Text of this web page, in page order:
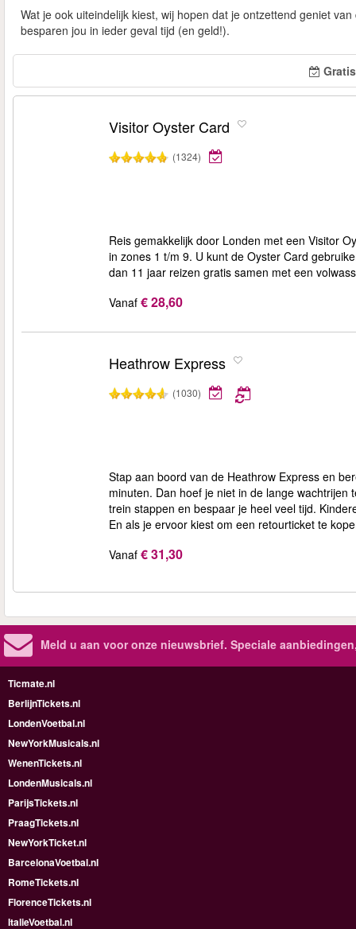
Wat je ook uiteindelijk kiest, wij hopen dat je ontzettend geniet
besparen jou in ieder geval tijd (en geld!).
Visitor Oyster Card
(1324)
Reis gemakkelijk door Londen met een Visitor
in zones 1 t/m 9. U kunt de Oyster Card
dan 11 jaar reizen gratis samen met een
Vanaf € 28,60
Heathrow Express
(1030)
Stap aan boord van de Heathrow Express en
minuten. Dan hoef je niet in de lange
trein stappen en bespaar je heel veel tijd.
En als je ervoor kiest om een retourticket te
Vanaf € 31,30
Meld u aan voor onze nieuwsbrief. Speciale
Ticmate.nl
BerlijnTickets.nl
LondenVoetbal.nl
NewYorkMusicals.nl
WenenTickets.nl
LondenMusicals.nl
ParijsTickets.nl
PraagTickets.nl
NewYorkTicket.nl
BarcelonaVoetbal.nl
RomeTickets.nl
FlorenceTickets.nl
ItalieVoetbal.nl